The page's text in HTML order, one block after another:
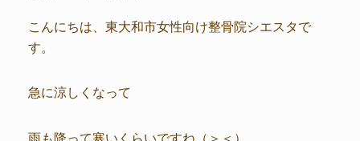
こんにちは、東大和市女性向け整骨院シエスタで
す。
急に涼しくなって
雨も降って寒いくらいですね（＞＜）